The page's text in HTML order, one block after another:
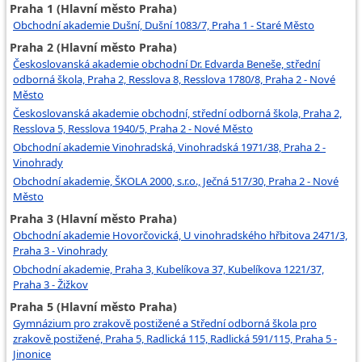
Administrátor krematoria
Administrátor pohřebiště
Praha 1 (Hlavní město Praha)
Obchodní akademie Dušní, Dušní 1083/7, Praha 1 - Staré Město
Praha 2 (Hlavní město Praha)
Českoslovanská akademie obchodní Dr. Edvarda Beneše, střední
odborná škola, Praha 2, Resslova 8, Resslova 1780/8, Praha 2 - Nové
Město
Českoslovanská akademie obchodní, střední odborná škola, Praha 2,
Resslova 5, Resslova 1940/5, Praha 2 - Nové Město
Obchodní akademie Vinohradská, Vinohradská 1971/38, Praha 2 -
Vinohrady
Obchodní akademie, ŠKOLA 2000, s.r.o., Ječná 517/30, Praha 2 - Nové
Město
Praha 3 (Hlavní město Praha)
Obchodní akademie Hovorčovická, U vinohradského hřbitova 2471/3,
Praha 3 - Vinohrady
Obchodní akademie, Praha 3, Kubelíkova 37, Kubelíkova 1221/37,
Praha 3 - Žižkov
Praha 5 (Hlavní město Praha)
Gymnázium pro zrakově postižené a Střední odborná škola pro
zrakově postižené, Praha 5, Radlická 115, Radlická 591/115, Praha 5 -
Jinonice